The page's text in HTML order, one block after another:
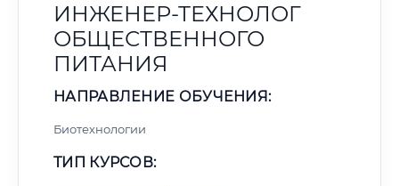
ИНЖЕНЕР-ТЕХНОЛОГ
ОБЩЕСТВЕННОГО
ПИТАНИЯ
НАПРАВЛЕНИЕ ОБУЧЕНИЯ:
Биотехнологии
ТИП КУРСОВ: